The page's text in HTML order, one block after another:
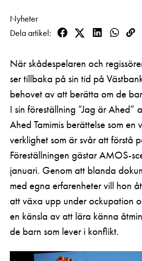
Biljetter
Unga
Presentkort
Textning
Frågor & svar
Platskarta
Pedagognätverk & skolgrupper
Företag
Guidning
OM SVENSKA TEATERN
Teaterns verksamhet
Ensemble
Historia
Kontaktuppgifter
Press
Jobba hos oss
Nyhetsbrev
Svenska Teatern Live
Nyheter
Dela artikel
Facebook
TwitterLinkedIn
När skådespelaren och
ser tillbaka på sin tid på
behovet av att berätta om de
I sin föreställning ”Jag är Ahed”
Ahed Tamimis berättelse som en
verklighet som är svår att förstå
Föreställningen gästar AMOS-
januari. Genom att blanda
med egna erfarenheter vill hon
att växa upp under ockupation
en känsla av att lära känna
de barn som lever i konflikt.